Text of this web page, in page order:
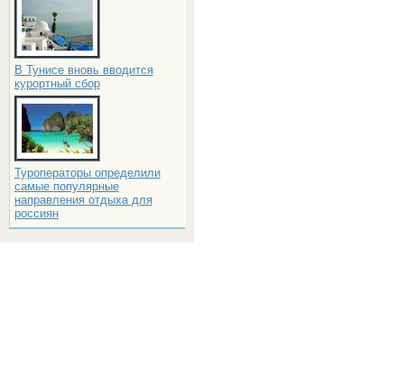
В Тунисе вновь вводится
курортный сбор
Туроператоры определили
самые популярные
направления отдыха для
россиян